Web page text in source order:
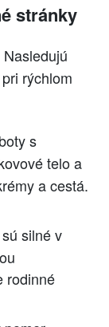
stránky
rýchlom
s
telo a
a cestá.
silné v
rodinné